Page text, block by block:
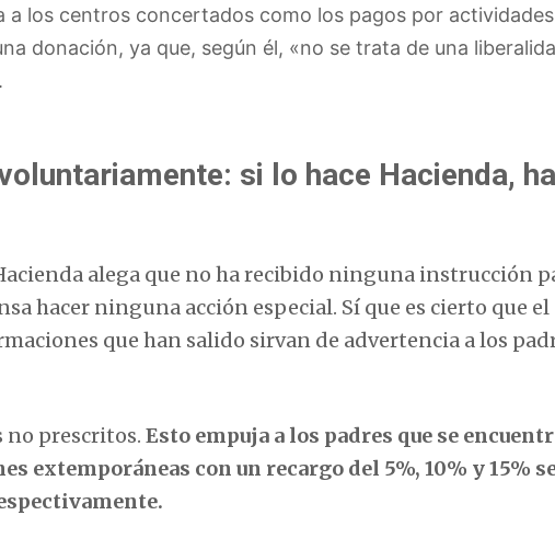
a los centros concertados como los pagos por actividades
donación, ya que, según él, «no se trata de una
si lo hace Hacienda,
alega que no ha recibido ninguna instrucción
hacer ninguna acción especial. Sí que es cierto que el
que han salido sirvan de advertencia a los
no prescritos. Esto empuja a los padres que se
extemporáneas con un recargo del 5%, 10% y 15%